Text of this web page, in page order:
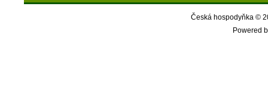
Česká hospodyňka ©
Powered